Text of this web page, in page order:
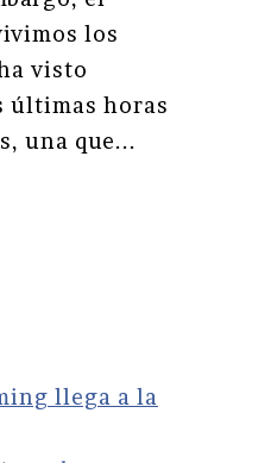
los
visto
últimas horas
una que...
llega a la